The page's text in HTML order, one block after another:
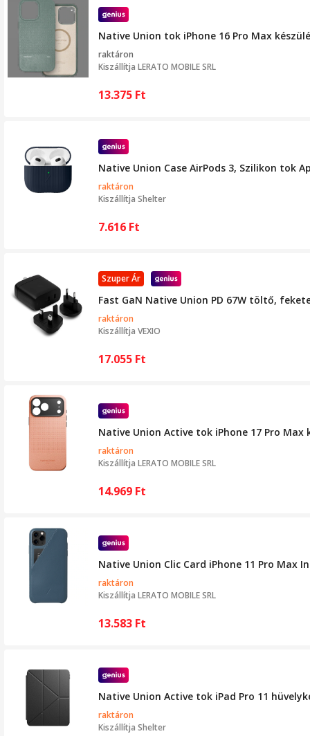
Native Union tok iPhone 16 Pro Max
raktáron
Kiszállítja LERATO MOBILE SRL
13.375 Ft
Native Union Case AirPods 3, Szilikon tok
raktáron
Kiszállítja Shelter
7.616 Ft
Szuper Ár
Fast GaN Native Union PD 67W töltő, fekete
raktáron
Kiszállítja VEXIO
17.055 Ft
Native Union Active tok iPhone 17 Pro Max
raktáron
Kiszállítja LERATO MOBILE SRL
14.969 Ft
Native Union Clic Card iPhone 11 Pro Max
raktáron
Kiszállítja LERATO MOBILE SRL
13.583 Ft
Native Union Active tok iPad Pro 11
raktáron
Kiszállítja Shelter